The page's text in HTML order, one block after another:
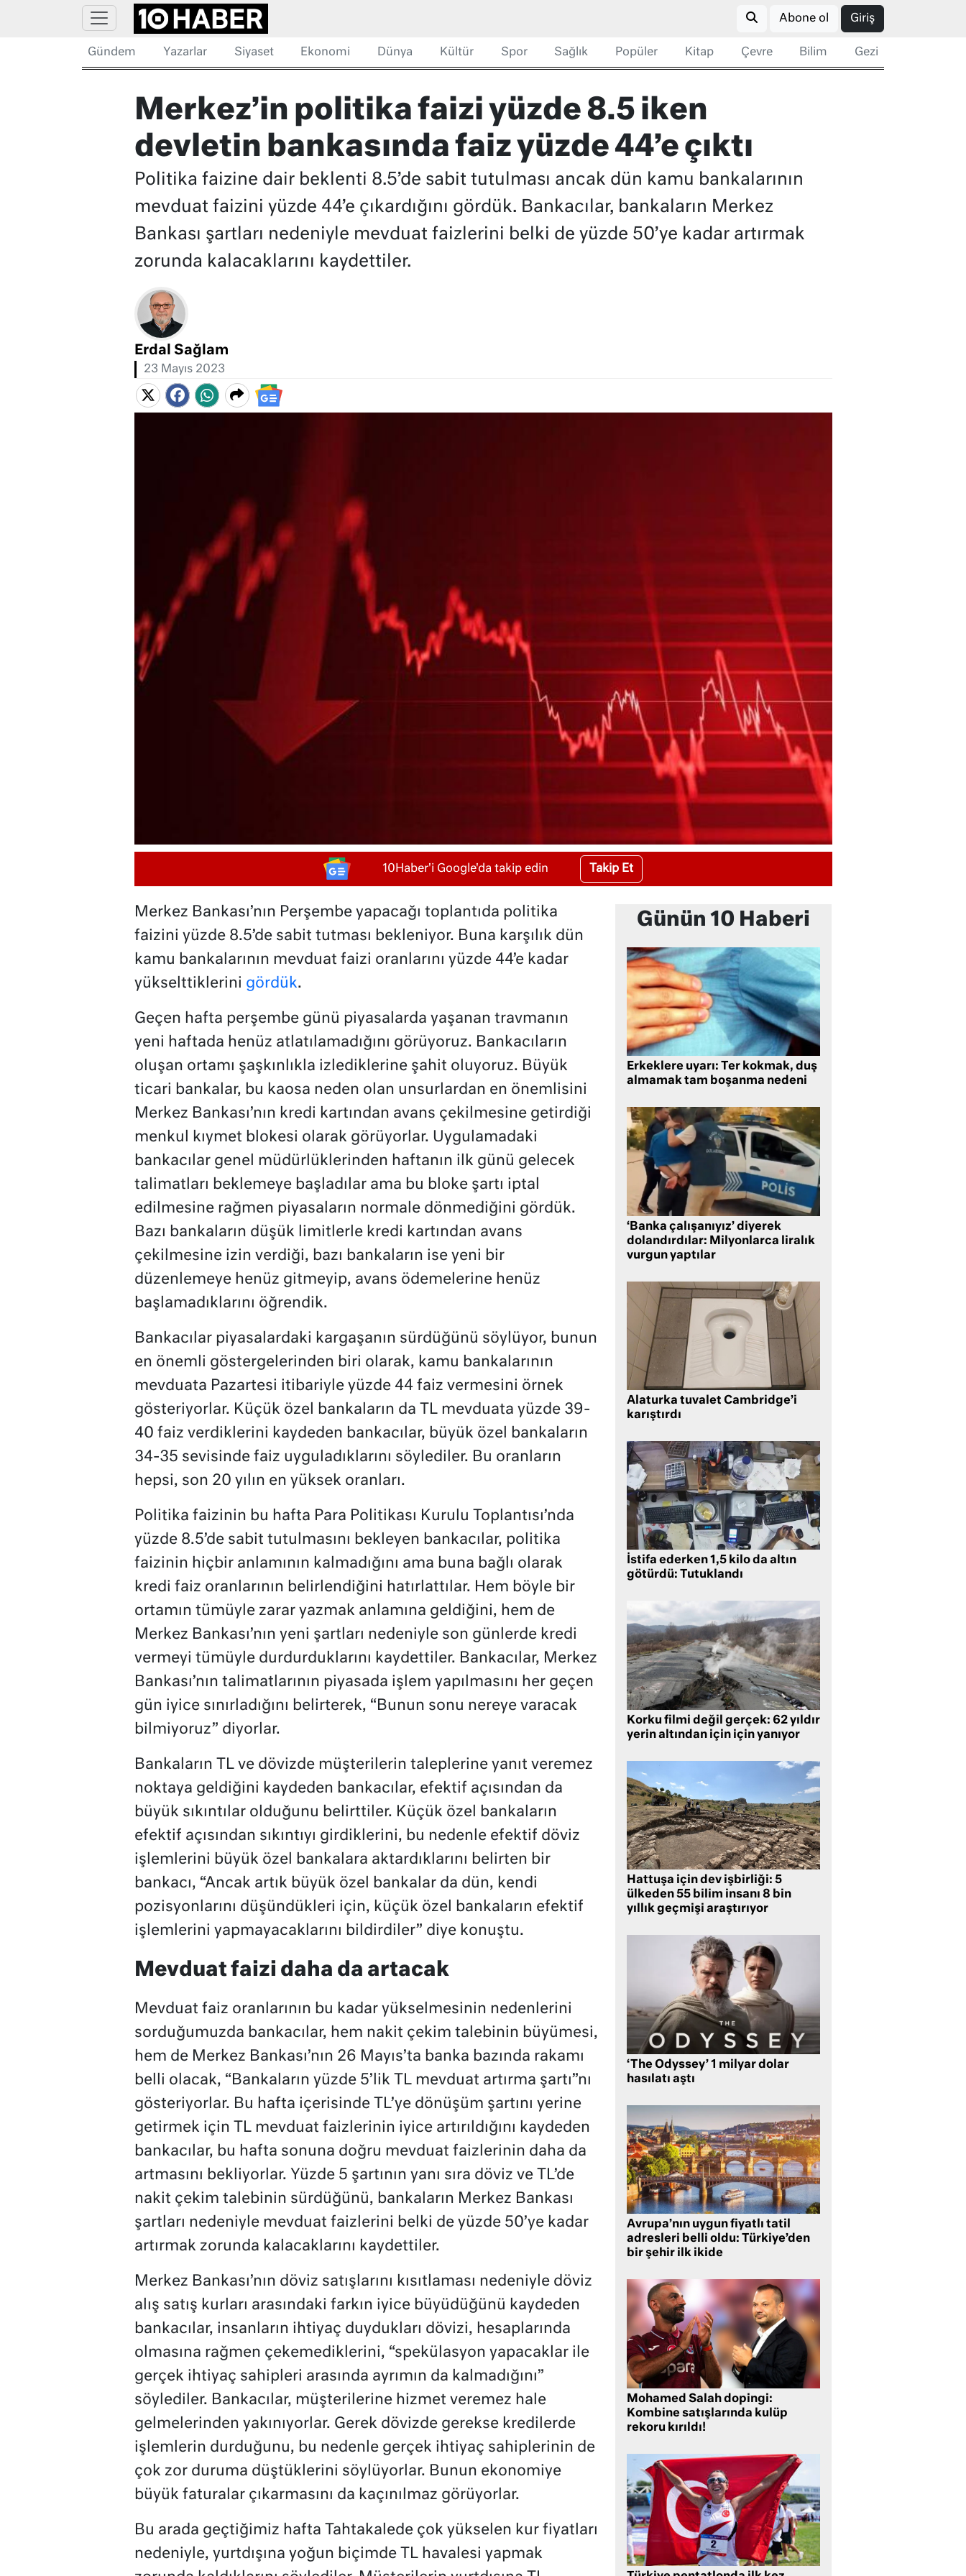
Abone ol Giriş
Gündem Yazarlar Siyaset Ekonomi Dünya Kültür Spor Sağlık Popüler Kitap Çevre Bilim Gezi
Merkez’in politika faizi yüzde 8.5 iken
devletin bankasında faiz yüzde 44’e çıktı
Politika faizine dair beklenti 8.5’de sabit tutulması ancak dün kamu bankalarının
mevduat faizini yüzde 44’e çıkardığını gördük. Bankacılar, bankaların Merkez
Bankası şartları nedeniyle mevduat faizlerini belki de yüzde 50’ye kadar artırmak
zorunda kalacaklarını kaydettiler.
Erdal Sağlam
23 Mayıs 2023
10Haber'i Google'da takip edin Takip Et
Merkez Bankası’nın Perşembe yapacağı toplantıda politika
faizini yüzde 8.5’de sabit tutması bekleniyor. Buna karşılık dün
kamu bankalarının mevduat faizi oranlarını yüzde 44’e kadar
yükselttiklerini gördük.
Geçen hafta perşembe günü piyasalarda yaşanan travmanın
yeni haftada henüz atlatılamadığını görüyoruz. Bankacıların
oluşan ortamı şaşkınlıkla izlediklerine şahit oluyoruz. Büyük
ticari bankalar, bu kaosa neden olan unsurlardan en önemlisini
Merkez Bankası’nın kredi kartından avans çekilmesine getirdiği
menkul kıymet blokesi olarak görüyorlar. Uygulamadaki
bankacılar genel müdürlüklerinden haftanın ilk günü gelecek
talimatları beklemeye başladılar ama bu bloke şartı iptal
edilmesine rağmen piyasaların normale dönmediğini gördük.
Bazı bankaların düşük limitlerle kredi kartından avans
çekilmesine izin verdiği, bazı bankaların ise yeni bir
düzenlemeye henüz gitmeyip, avans ödemelerine henüz
başlamadıklarını öğrendik.
Bankacılar piyasalardaki kargaşanın sürdüğünü söylüyor, bunun
en önemli göstergelerinden biri olarak, kamu bankalarının
mevduata Pazartesi itibariyle yüzde 44 faiz vermesini örnek
gösteriyorlar. Küçük özel bankaların da TL mevduata yüzde 39-
40 faiz verdiklerini kaydeden bankacılar, büyük özel bankaların
34-35 sevisinde faiz uyguladıklarını söylediler. Bu oranların
hepsi, son 20 yılın en yüksek oranları.
Politika faizinin bu hafta Para Politikası Kurulu Toplantısı’nda
yüzde 8.5’de sabit tutulmasını bekleyen bankacılar, politika
faizinin hiçbir anlamının kalmadığını ama buna bağlı olarak
kredi faiz oranlarının belirlendiğini hatırlattılar. Hem böyle bir
ortamın tümüyle zarar yazmak anlamına geldiğini, hem de
Merkez Bankası’nın yeni şartları nedeniyle son günlerde kredi
vermeyi tümüyle durdurduklarını kaydettiler. Bankacılar, Merkez
Bankası’nın talimatlarının piyasada işlem yapılmasını her geçen
gün iyice sınırladığını belirterek, “Bunun sonu nereye varacak
bilmiyoruz” diyorlar.
Bankaların TL ve dövizde müşterilerin taleplerine yanıt veremez
noktaya geldiğini kaydeden bankacılar, efektif açısından da
büyük sıkıntılar olduğunu belirttiler. Küçük özel bankaların
efektif açısından sıkıntıyı girdiklerini, bu nedenle efektif döviz
işlemlerini büyük özel bankalara aktardıklarını belirten bir
bankacı, “Ancak artık büyük özel bankalar da dün, kendi
pozisyonlarını düşündükleri için, küçük özel bankaların efektif
işlemlerini yapmayacaklarını bildirdiler” diye konuştu.
Mevduat faizi daha da artacak
Mevduat faiz oranlarının bu kadar yükselmesinin nedenlerini
sorduğumuzda bankacılar, hem nakit çekim talebinin büyümesi,
hem de Merkez Bankası’nın 26 Mayıs’ta banka bazında rakamı
belli olacak, “Bankaların yüzde 5’lik TL mevduat artırma şartı”nı
gösteriyorlar. Bu hafta içerisinde TL’ye dönüşüm şartını yerine
getirmek için TL mevduat faizlerinin iyice artırıldığını kaydeden
bankacılar, bu hafta sonuna doğru mevduat faizlerinin daha da
artmasını bekliyorlar. Yüzde 5 şartının yanı sıra döviz ve TL’de
nakit çekim talebinin sürdüğünü, bankaların Merkez Bankası
şartları nedeniyle mevduat faizlerini belki de yüzde 50’ye kadar
artırmak zorunda kalacaklarını kaydettiler.
Merkez Bankası’nın döviz satışlarını kısıtlaması nedeniyle döviz
alış satış kurları arasındaki farkın iyice büyüdüğünü kaydeden
bankacılar, insanların ihtiyaç duydukları dövizi, hesaplarında
olmasına rağmen çekemediklerini, “spekülasyon yapacaklar ile
gerçek ihtiyaç sahipleri arasında ayrımın da kalmadığını”
söylediler. Bankacılar, müşterilerine hizmet veremez hale
gelmelerinden yakınıyorlar. Gerek dövizde gerekse kredilerde
işlemlerin durduğunu, bu nedenle gerçek ihtiyaç sahiplerinin de
çok zor duruma düştüklerini söylüyorlar. Bunun ekonomiye
büyük faturalar çıkarmasını da kaçınılmaz görüyorlar.
Bu arada geçtiğimiz hafta Tahtakalede çok yükselen kur fiyatları
nedeniyle, yurtdışına yoğun biçimde TL havalesi yapmak
Günün 10 Haberi
Erkeklere uyarı: Ter kokmak, duş
almamak tam boşanma nedeni
‘Banka çalışanıyız’ diyerek
dolandırdılar: Milyonlarca liralık
vurgun yaptılar
Alaturka tuvalet Cambridge’i
karıştırdı
İstifa ederken 1,5 kilo da altın
götürdü: Tutuklandı
Korku filmi değil gerçek: 62 yıldır
yerin altından için için yanıyor
Hattuşa için dev işbirliği: 5
ülkeden 55 bilim insanı 8 bin
yıllık geçmişi araştırıyor
‘The Odyssey’ 1 milyar dolar
hasılatı aştı
Avrupa’nın uygun fiyatlı tatil
adresleri belli oldu: Türkiye’den
bir şehir ilk ikide
Mohamed Salah dopingi:
Kombine satışlarında kulüp
rekoru kırıldı!